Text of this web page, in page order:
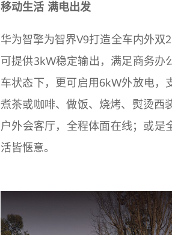
移动生活 满电出发
华为智擎为智界V9打造全车内外双
可提供3kW稳定输出，满足商务办
车状态下，更可启用6kW外放电，
煮茶或咖啡、做饭、烧烤、熨烫西
户外会客厅，全程体面在线；或是
活皆惬意。